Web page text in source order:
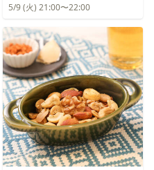
5/9 (火) 21:00〜22:00